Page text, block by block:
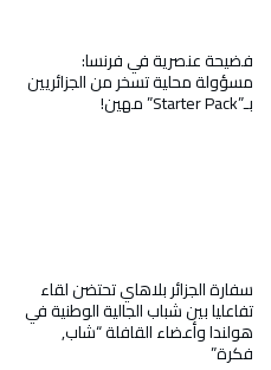
فضيحة عنصرية في فرنسا:
مسؤولة محلية تسخر من الجزائريين
بـ”Starter Pack” مهين!
سفارة الجزائر بلاهاي تحتضن لقاء
تفاعليا بين شباب الجالية الوطنية في
هولندا وأعضاء القافلة “شاب,
فكرة”